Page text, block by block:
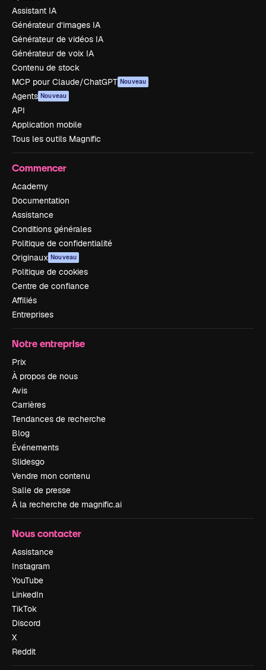
Assistant IA
Générateur d’images IA
Générateur de vidéos IA
Générateur de voix IA
Contenu de stock
MCP pour Claude/ChatGPT Nouveau
Agents Nouveau
API
Application mobile
Tous les outils Magnific
Commencer
Academy
Documentation
Assistance
Conditions générales
Politique de confidentialité
Originaux Nouveau
Politique de cookies
Centre de confiance
Affiliés
Entreprises
Notre entreprise
Prix
À propos de nous
Avis
Carrières
Tendances de recherche
Blog
Événements
Slidesgo
Vendre mon contenu
Salle de presse
À la recherche de magnific.ai
Nous contacter
Assistance
Instagram
YouTube
LinkedIn
TikTok
Discord
X
Reddit